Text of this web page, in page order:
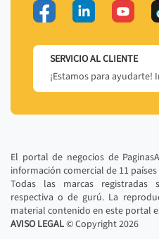
SERVICIO AL CLIENTE
¡Estamos para ayudarte!
El portal de negocios de
información comercial de 11
Todas las marcas
respectiva o de gurú. La
material contenido en este portal
AVISO LEGAL© Copyright2026